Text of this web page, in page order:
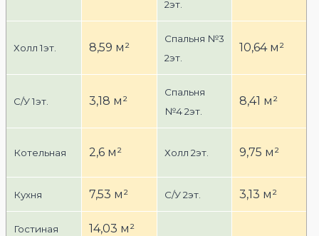
2эт.
Холл 1эт. 8,59 м²
Спальня №3
2эт.
10,64 м²
С/У 1эт. 3,18 м²
Спальня
№4 2эт.
8,41 м²
Котельная 2,6 м² Холл 2эт. 9,75 м²
Кухня 7,53 м² С/У 2эт. 3,13 м²
Гостиная 14,03 м²